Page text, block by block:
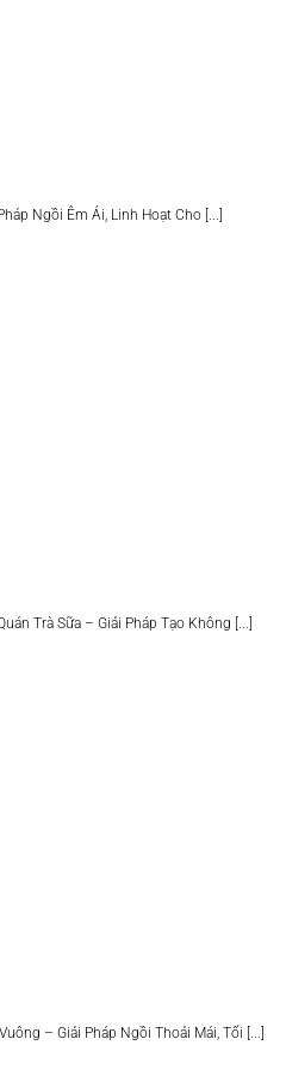
Ngồi Êm Ái, Linh Hoạt Cho [...]
Trà Sữa – Giải Pháp Tạo Không [...]
– Giải Pháp Ngồi Thoải Mái, Tối [...]